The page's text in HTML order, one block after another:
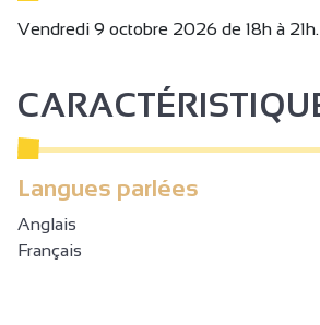
Vendredi 9 octobre 2026 de 18h à 21h.
Langues parlées
Anglais
Français